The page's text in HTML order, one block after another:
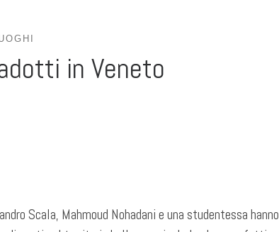
in Veneto
Scala, Mahmoud Nohadani e una studentessa hanno